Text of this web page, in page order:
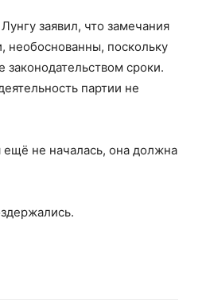
заявил, что замечания
необоснованны, поскольку
сроки.
партии не
ещё не началась, она должна